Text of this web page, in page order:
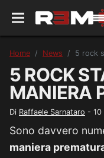
Home News 5 rock
5 ROCK
MANIERA
Di Raffaele Sarnataro - 10
Sono davvero
maniera